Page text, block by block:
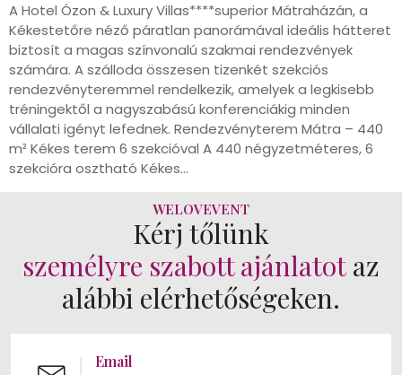
A Hotel Ózon & Luxury Villas****superior Mátraházán, a
Kékestetőre néző páratlan panorámával ideális hátteret
biztosít a magas színvonalú szakmai rendezvények
számára. A szálloda összesen tizenkét szekciós
rendezvényteremmel rendelkezik, amelyek a legkisebb
tréningektől a nagyszabású konferenciákig minden
vállalati igényt lefednek. Rendezvényterem Mátra – 440
m² Kékes terem 6 szekcióval A 440 négyzetméteres, 6
szekcióra osztható Kékes…
WELOVEVENT
Kérj tőlünk
személyre szabott ajánlatot az
alábbi elérhetőségeken.
Email